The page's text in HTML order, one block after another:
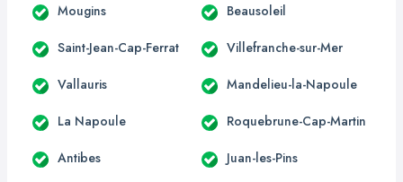
Mougins Beausoleil
Saint-Jean-Cap-Ferrat Villefranche-sur-Mer
Vallauris Mandelieu-la-Napoule
La Napoule Roquebrune-Cap-Martin
Antibes Juan-les-Pins